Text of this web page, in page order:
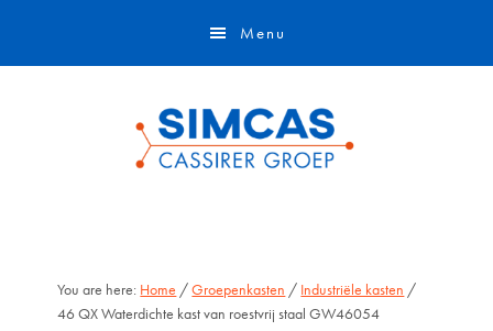
Menu
You are here: Home /Groepenkasten / Industriële kasten /
46 QX Waterdichte kast van roestvrij staal GW46054